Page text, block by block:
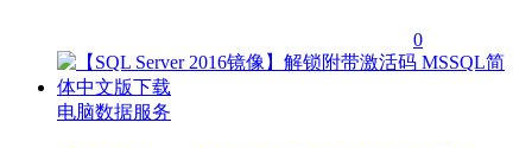
0
电脑数据服务